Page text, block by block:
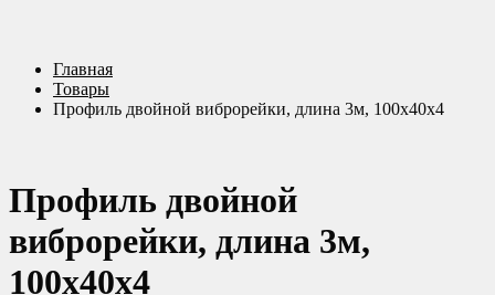
Главная
Товары
Профиль двойной виброрейки, длина 3м, 100х40х4
Профиль двойной
виброрейки, длина 3м,
100х40х4